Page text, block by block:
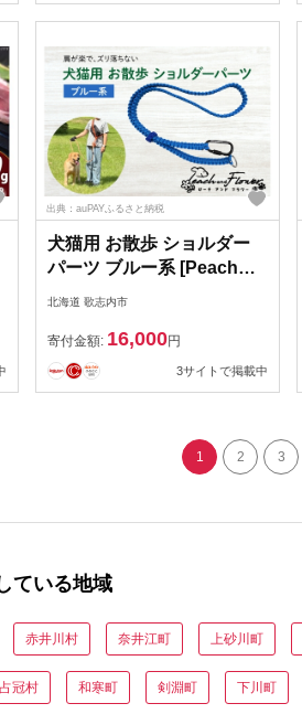
出典：auPAYふるさと納税
犬猫用 お散歩 ショルダー
パーツ ブルー系 [Peach
and Flower 北海道 歌志内
ットグッズ リード ショル
ダー
北海道 歌志内市
寄付金額: 16,000円
3サイトで掲載中
1 2 3
ている地域
赤井川村 奈井江町 上砂川町
占冠村 和寒町 剣淵町 下川町